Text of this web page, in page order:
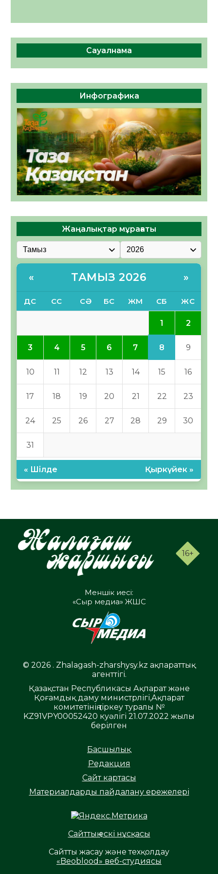
Сауалнама
Инфографика
Жаңалықтар мұрағаты
« ТАМЫЗ 2026 »
ДС СС СӘ БС ЖМ СБ ЖС
1 2
3 4 5 6 7 8 9
10 11 12 13 14 15 16
17 18 19 20 21 22 23
24 25 26 27 28 29 30
31
« Шілде Қыркүйек »
16+
Меншік иесі:
«Сыр медиа» ЖШС
© 2026 . Zhalagash-zharshysy.kz ақпараттық
агенттігі.
Қазақстан Республикасы Ақпарат және
Қоғамдық даму министрлігі,Ақпарат
комитетінің тіркеу туралы №
KZ91VPY00052420 куәлігі 21.07.2022 жылы
берілген
Басшылық
Редакция
Сайт картасы
Материалдарды пайдалану ережелері
Сайттың ескі нұсқасы
Сайтты жасау және техқолдау
«Beoblood» веб-студиясы